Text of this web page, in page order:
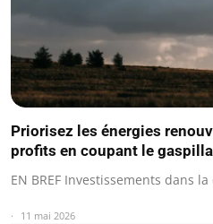
Priorisez les énergies
profits en coupant le
EN BREF Investissements dans
11 mai 2026